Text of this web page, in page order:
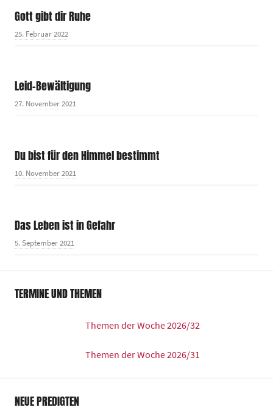
Gott gibt dir Ruhe
25. Februar 2022
Leid-Bewältigung
27. November 2021
Du bist für den Himmel bestimmt
10. November 2021
Das Leben ist in Gefahr
5. September 2021
TERMINE UND THEMEN
Themen der Woche 2026/32
Themen der Woche 2026/31
NEUE PREDIGTEN